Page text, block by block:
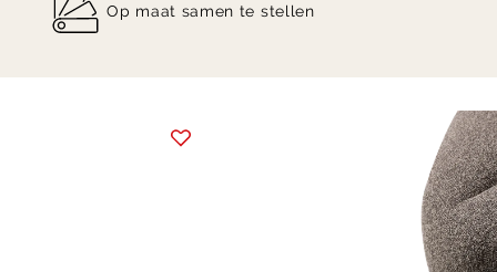
Op maat samen te stellen